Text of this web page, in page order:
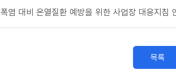
폭염 대비 온열질환 예방을 위한 사업장 대응지침
목록